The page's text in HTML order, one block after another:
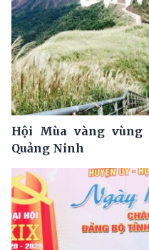
Hội Mùa vàng
Quảng Ninh